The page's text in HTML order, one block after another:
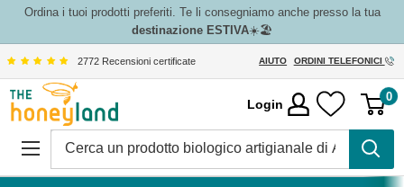
contenuto
Ordina i tuoi prodotti preferiti. Te li consegniamo anche presso la tua
destinazione ESTIVA☀️🏖️
2772 Recensioni certificate AIUTO ORDINI TELEFONICI
The
Honeyland
Login
0